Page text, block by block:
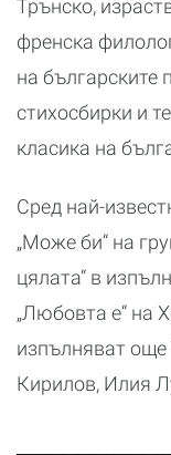
Трънско,
френска
на българските
стихосбирки и
класика на
Сред най-
„Може би“ на
цялата“ в
„Любовта е“ на
изпълняват
Кирилов, Илия